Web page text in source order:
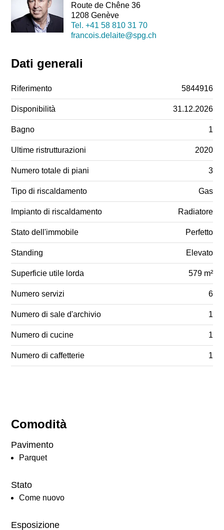
Comodità
Pavimento
Parquet
Stato
Come nuovo
Esposizione
Route de Chêne 36
1208 Genève
Tel. +41 58 810 31 70
francois.delaite@spg.ch
Dati generali
Riferimento 5844916
Disponibilità 31.12.2026
Bagno 1
Ultime ristrutturazioni 2020
Numero totale di piani 3
Tipo di riscaldamento Gas
Impianto di riscaldamento Radiatore
Stato dell'immobile Perfetto
Standing Elevato
Superficie utile lorda 579 m²
Numero servizi 6
Numero di sale d'archivio 1
Numero di cucine 1
Numero di caffetterie 1